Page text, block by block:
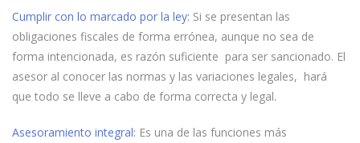
Cumplir con lo marcado por la ley: Si se presentan las
obligaciones fiscales de forma errónea, aunque no sea de
forma intencionada, es razón suficiente para ser sancionado. El
asesor al conocer las normas y las variaciones legales, hará
que todo se lleve a cabo de forma correcta y legal.
Asesoramiento integral: Es una de las funciones más